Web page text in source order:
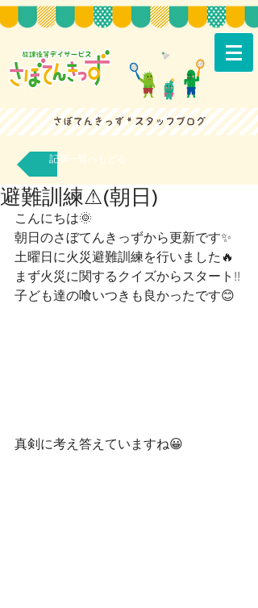
記事一覧へもどる
避難訓練⚠(朝日)
こんにちは🌞
朝日のさぼてんきっずから更新です✨
土曜日に火災避難訓練を行いました🔥
まず火災に関するクイズからスタート!!
子ども達の喰いつきも良かったです😊
真剣に考え答えていますね😀